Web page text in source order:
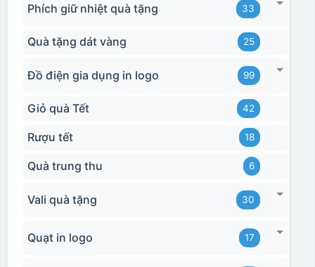
Hộp xi bình hoa
Phích giữ nhiệt quà tặng 33
Quà tặng dát vàng 25
Đồ điện gia dụng in logo 99
Giỏ quà Tết 42
Rượu tết 18
Quà trung thu 6
Vali quà tặng 30
Quạt in logo 17